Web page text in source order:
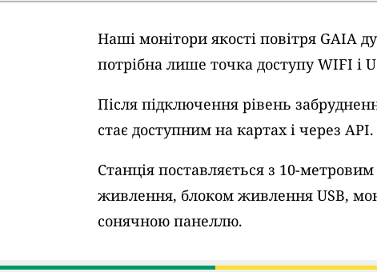
Наші монітори якості повітря GAIA
потрібна лише точка доступу WIFI і
Після підключення рівень
стає доступним на картах і через API.
Станція поставляється з 10-
живлення, блоком живлення USB,
сонячною панеллю.